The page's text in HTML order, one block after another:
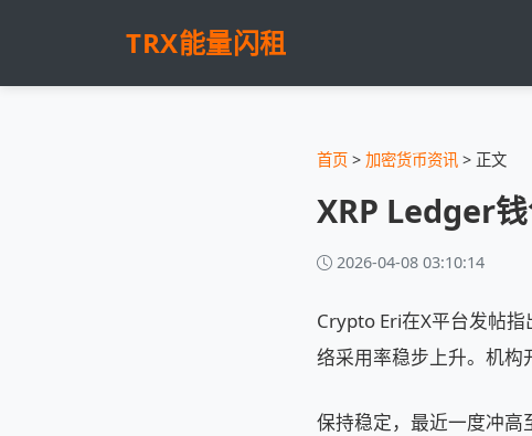
TRX能量闪租
首页 > 加密货币资讯 > 正文
XRP Ledger钱
2026-04-08 03:10:14
Crypto Eri在X平台发帖
络采用率稳步上升。机
保持稳定，最近一度冲